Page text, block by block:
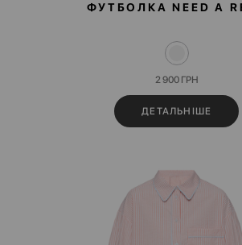
ФУТБОЛКА NEED A
2 900 ГРН
ДЕТАЛЬНІШЕ